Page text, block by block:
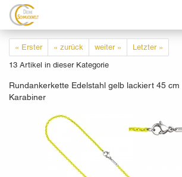
« Erster « zurück weiter »
Letzter »
13 Artikel in dieser Kategorie
Rundankerkette Edelstahl gelb lackiert 45 cm
Karabiner